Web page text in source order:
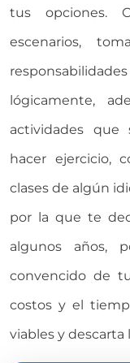
tus opciones.
escenarios,
lógicamente,
actividades que
hacer ejercicio,
clases de algún
por la que te
algunos años,
convencido de
costos y el
viables y